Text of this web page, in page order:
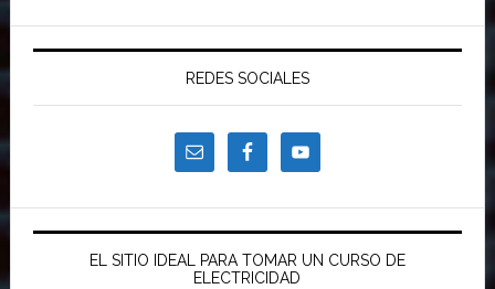
REDES SOCIALES
EL SITIO IDEAL PARA TOMAR UN CURSO DE
ELECTRICIDAD